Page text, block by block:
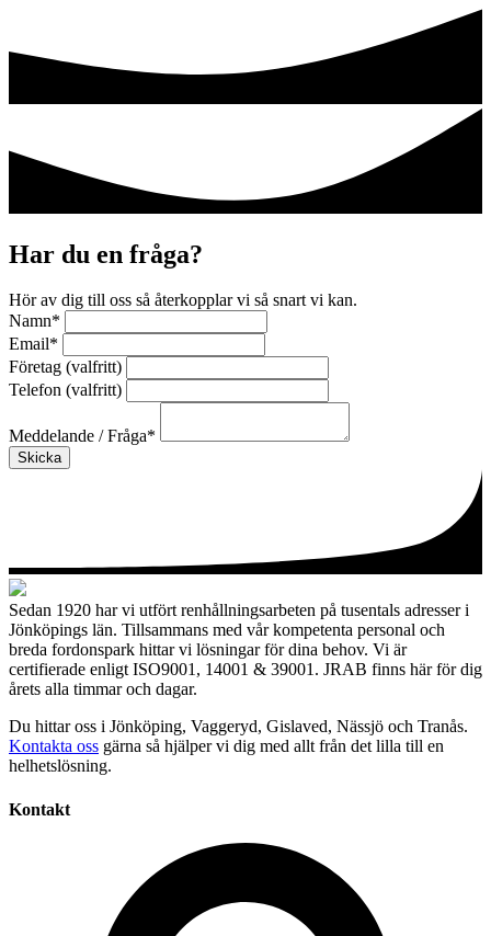
Har du en fråga?
Hör av dig till oss så återkopplar vi så snart vi kan.
Namn*
Email*
Företag (valfritt)
Telefon (valfritt)
Meddelande / Fråga*
Skicka
Sedan 1920 har vi utfört renhållningsarbeten på tusentals adresser i
Jönköpings län. Tillsammans med vår kompetenta personal och
breda fordonspark hittar vi lösningar för dina behov. Vi är
certifierade enligt ISO9001, 14001 & 39001. JRAB finns här för dig
årets alla timmar och dagar.
Du hittar oss i Jönköping, Vaggeryd, Gislaved, Nässjö och Tranås.
Kontakta oss gärna så hjälper vi dig med allt från det lilla till en
helhetslösning.
Kontakt